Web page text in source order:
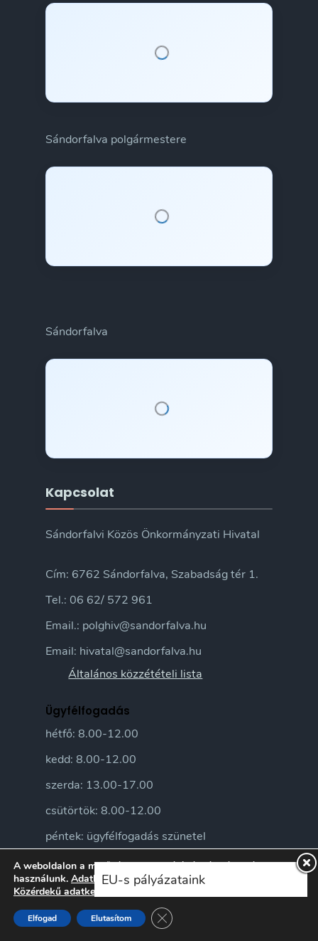
Sándorfalva polgármestere
Sándorfalva
Kapcsolat
Sándorfalvi Közös Önkormányzati Hivatal
Cím: 6762 Sándorfalva, Szabadság tér 1.
Tel.: 06 62/ 572 961
Email.: polghiv@sandorfalva.hu
Email: hivatal@sandorfalva.hu
Általános közzétételi lista
Ügyfélfogadás
hétfő: 8.00-12.00
kedd: 8.00-12.00
szerda: 13.00-17.00
csütörtök: 8.00-12.00
péntek: ügyfélfogadás szünetel
EU-s pályázataink
A weboldalon a minőségi felhasználói élmény érdekében sütiket
használunk. Adatkezelési tájékoztatónkatitt ismerheti meg.
Közérdekű adatkezelési szabályzatunkat
Elfogad Elutasítom Close GDPR Cookie Banner